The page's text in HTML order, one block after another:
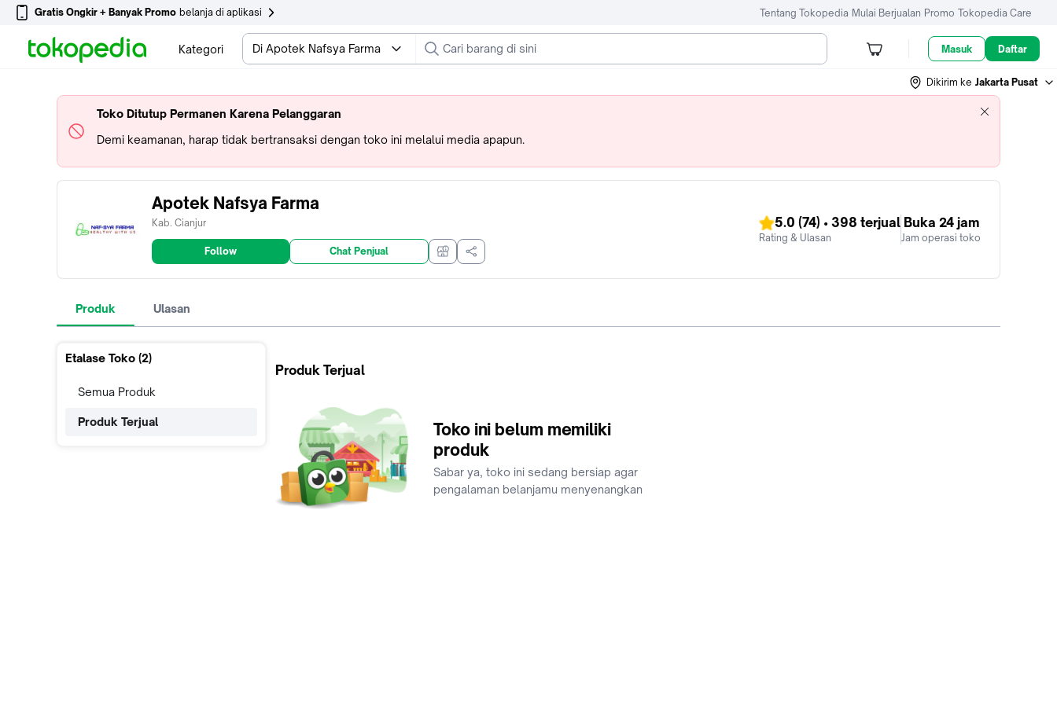
Gratis Ongkir + Banyak Promo belanja di aplikasi Tentang Tokopedia Mulai Berjualan Promo Tokopedia Care
Kategori Di Apotek Nafsya Farma Masuk Daftar
Dikirim ke Jakarta Pusat
Toko Ditutup Permanen Karena Pelanggaran
Demi keamanan, harap tidak bertransaksi dengan toko ini melalui media apapun.
Apotek Nafsya Farma
Kab. Cianjur
Follow Chat Penjual
5.0 (74) • 398 terjual
Rating & Ulasan
Buka 24 jam
Jam operasi toko
Produk Ulasan
Etalase Toko (2)
Semua Produk
Produk Terjual
Produk Terjual
Toko ini belum memiliki
produk
Sabar ya, toko ini sedang bersiap agar
pengalaman belanjamu menyenangkan